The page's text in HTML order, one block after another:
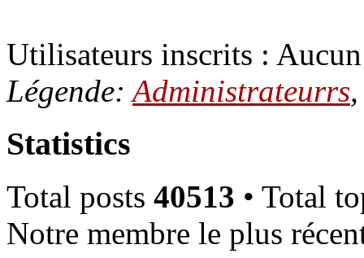
Utilisateurs inscrits :
Légende:Administrateurrs
Statistics
Total posts 40513 • Total
Notre membre le plus